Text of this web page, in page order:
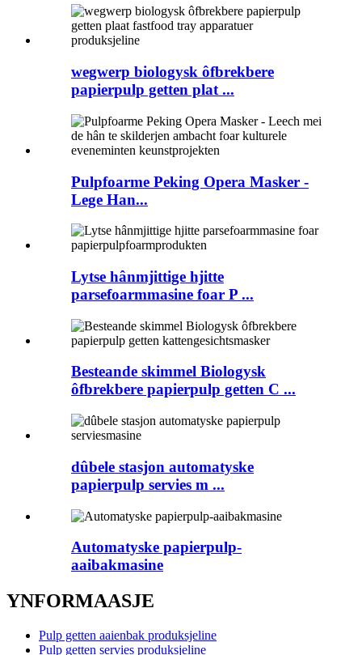
wegwerp biologysk ôfbrekbere
papierpulp getten plat ...
Pulpfoarme Peking Opera Masker -
Lege Han...
Lytse hânmjittige hjitte
parsefoarmmasine foar P ...
Besteande skimmel Biologysk
ôfbrekbere papierpulp getten C ...
dûbele stasjon automatyske
papierpulp servies m ...
Automatyske papierpulp-
aaibakmasine
YNFORMAASJE
Pulp getten aaienbak produksjeline
Pulp getten servies produksjeline